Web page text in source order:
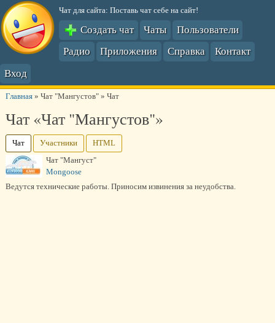
Чат для сайта: Поставь чат себе на сайт!
Создать чат Чаты
Пользователи
Радио
Приложения Справка
Контакт
Вход
Главная» Чат "Мангустов"» Чат
Чат «Чат "Мангустов"»
Чат Участники
HTML
Чат "Мангуст"
Mongoose